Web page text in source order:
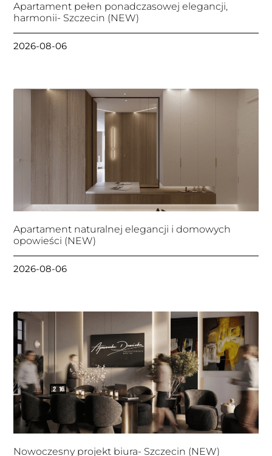
Apartament pełen ponadczasowej elegancji,
harmonii- Szczecin (NEW)
2026-08-06
Apartament naturalnej elegancji i domowych
opowieści (NEW)
2026-08-06
Nowoczesny projekt biura- Szczecin (NEW)